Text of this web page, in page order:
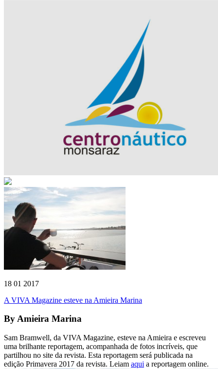
18 01 2017
A VIVA Magazine esteve na Amieira Marina
ByAmieira Marina
Sam Bramwell, da VIVA Magazine, esteve na Amieira e escreveu
uma brilhante reportagem, acompanhada de fotos incríveis, que
partilhou no site da revista. Esta reportagem será publicada na
edição Primavera 2017 da revista. Leiam aqui a reportagem online.